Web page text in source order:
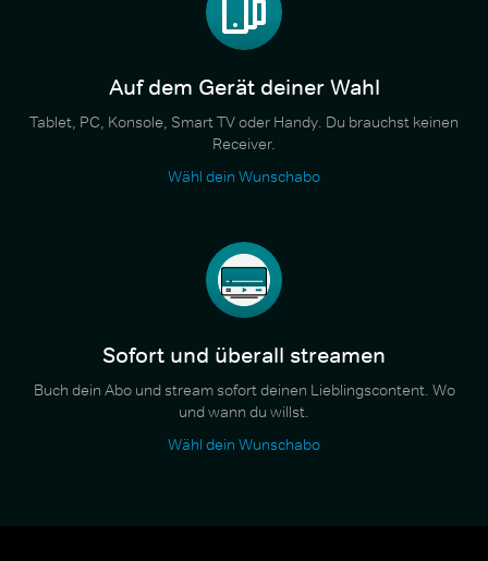
Auf dem Gerät deiner Wahl
Tablet, PC, Konsole, Smart TV oder Handy. Du brauchst keinen
Receiver.
Wähl dein Wunschabo
Sofort und überall streamen
Buch dein Abo und stream sofort deinen Lieblingscontent. Wo
und wann du willst.
Wähl dein Wunschabo